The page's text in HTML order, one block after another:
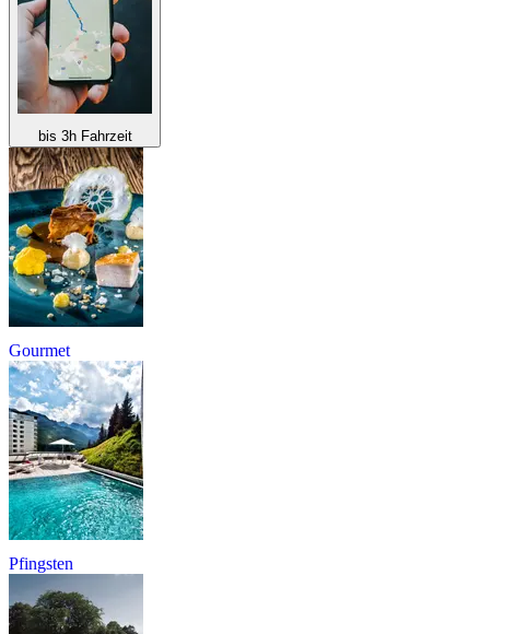
bis 3h Fahrzeit
Gourmet
Pfingsten